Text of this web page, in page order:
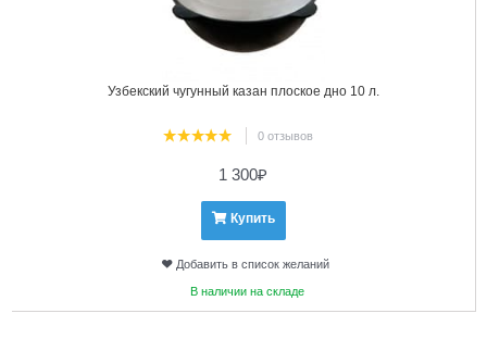
Узбекский чугунный казан плоское дно 10 л.
0 отзывов
1 300₽
Купить
Добавить в список желаний
В наличии на складе